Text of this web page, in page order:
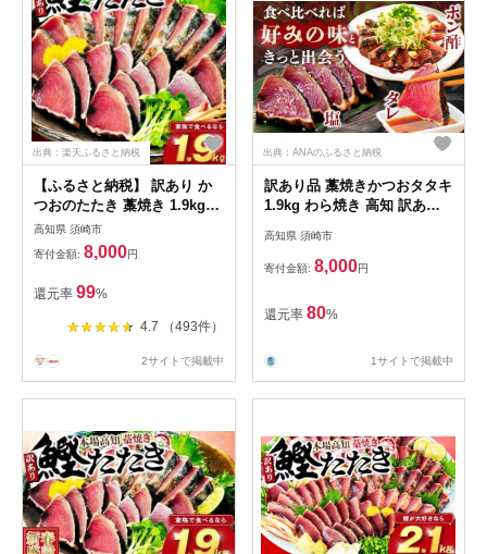
出典：楽天ふるさと納税
【ふるさと納税】 訳あり か
つおのたたき 藁焼き 1.9kg
かつおたたき わけあり 不揃
い 規格外 かつおの藁焼き 鰹
たたき カツオ 鰹 わら焼きか
つお 鰹のたたき 冷凍 ふるさ
と納税カツオ 高知県 須崎市
お刺身 刺身 高知県 須崎市
高知県 須崎市
寄付金額: 8,000円
還元率 99%
4.7 （493件）
2サイトで掲載中
出典：ANAのふるさと納税
訳あり品 藁焼きかつおタタキ
1.9kg わら焼き 高知 訳あり
真空 小分け 個包装 おつまみ
おかず 惣菜 晩ごはん 加工品
高知県 須崎市
寄付金額: 8,000円
還元率 80%
1サイトで掲載中